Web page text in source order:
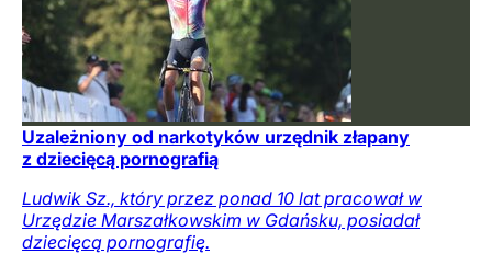
Uzależniony od narkotyków urzędnik złapany
z dziecięcą pornografią
Ludwik Sz., który przez ponad 10 lat pracował w
Urzędzie Marszałkowskim w Gdańsku, posiadał
dziecięcą pornografię.